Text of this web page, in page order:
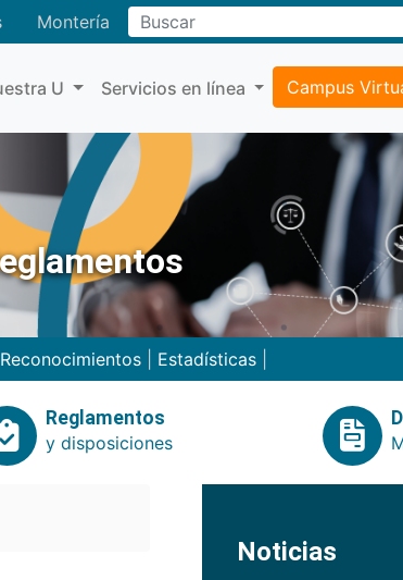
MonteríaBuscar
U Servicios en línea Campus
Reconocimientos Estadísticas
Reglamentos
y disposiciones
Noticias